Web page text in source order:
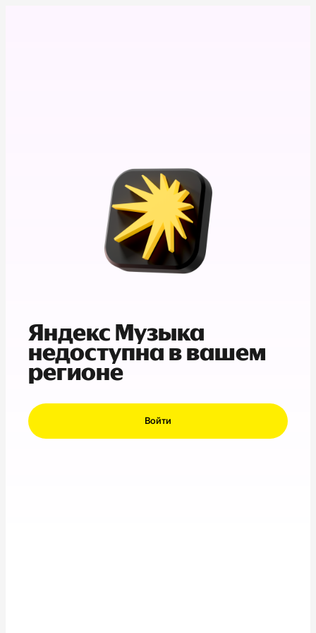
Яндекс Музыка
недоступна в вашем
регионе
Войти